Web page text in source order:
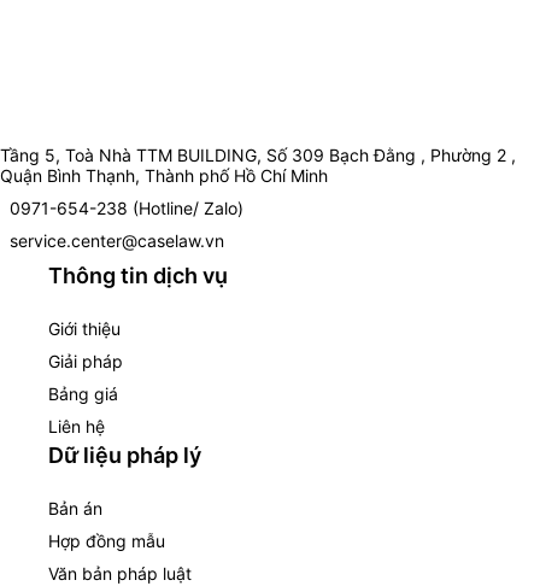
Tầng 5, Toà Nhà TTM BUILDING, Số 309 Bạch Đằng , Phường 2 ,
Quận Bình Thạnh, Thành phố Hồ Chí Minh
0971-654-238 (Hotline/ Zalo)
service.center@caselaw.vn
Thông tin dịch vụ
Giới thiệu
Giải pháp
Bảng giá
Liên hệ
Dữ liệu pháp lý
Bản án
Hợp đồng mẫu
Văn bản pháp luật